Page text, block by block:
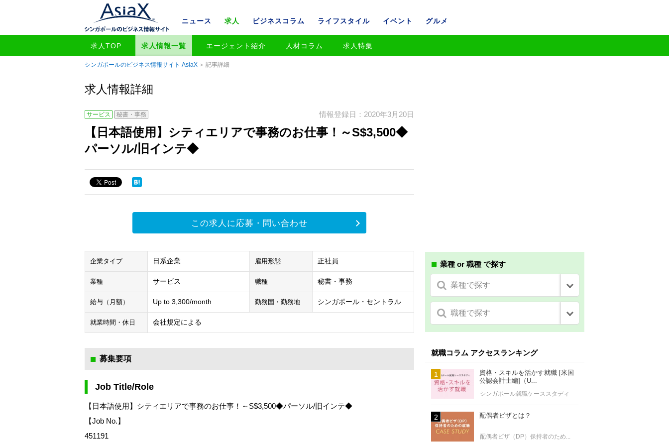
ニュース 求人 ビジネスコラム ライフスタイル イベント グルメ
求人TOP 求人情報一覧 エージェント紹介 人材コラム 求人特集
シンガポールのビジネス情報サイト AsiaX 記事詳細
求人情報詳細
サービス 秘書・事務 情報登録日：2020年3月20日
【日本語使用】シティエリアで事務のお仕事！～S$3,500◆
パーソル/旧インテ◆
この求人に応募・問い合わせ
企業タイプ 日系企業 雇用形態 正社員
業種 サービス 職種 秘書・事務
給与（月額） Up to 3,300/month 勤務国・勤務地 シンガポール・セントラル
就業時間・休日 会社規定による
募集要項
Job Title/Role
【日本語使用】シティエリアで事務のお仕事！～S$3,500◆パーソル/旧インテ◆
【Job No.】
451191
業種 or 職種 で探す
業種で探す
職種で探す
就職コラム アクセスランキング
資格・スキルを活かす就職 [米国
公認会計士編]（U...
シンガポール就職ケーススタディ
配偶者ビザとは？
配偶者ビザ（DP）保持者のため...